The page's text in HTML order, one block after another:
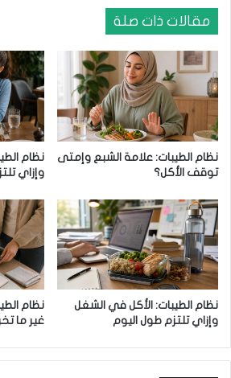
س
م
و
ح
ف
ي
ا
ل
ك
ي
و
م
س
م
و
ح
ف
ي
ا
ل
ي
ت
و
:
ف
و
ا
ئ
مقالات ذات صلة
نظام الطيبات: علامة الشبع وإمتى
توقف الأكل؟
نظام
وإزاي
نظام الطيبات: الأكل في الشغل
وإزاي تلتزم طول اليوم
نظام
غير ما